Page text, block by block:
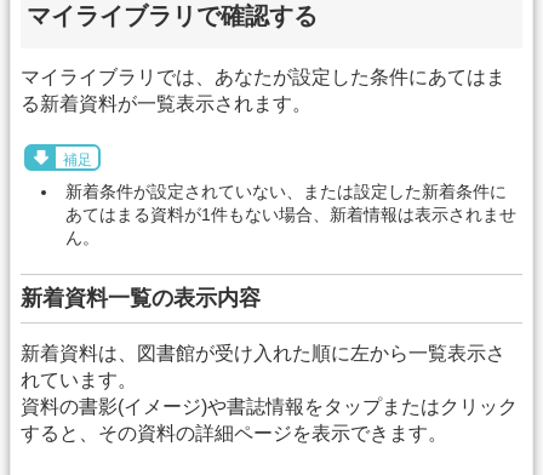
マイライブラリで確認する
マイライブラリでは、あなたが設定した条件にあてはま
る新着資料が一覧表示されます。
補足
新着条件が設定されていない、または設定した新着条件に
あてはまる資料が1件もない場合、新着情報は表示されませ
ん。
新着資料一覧の表示内容
新着資料は、図書館が受け入れた順に左から一覧表示さ
れています。
資料の書影(イメージ)や書誌情報をタップまたはクリック
すると、その資料の詳細ページを表示できます。